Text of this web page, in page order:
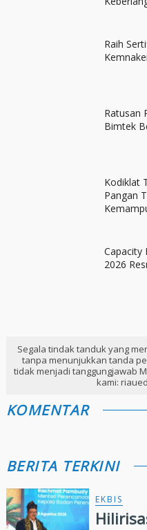
Raih
Ratusan
Bimtek
Kodiklat
Pangan
Capacity
2026
Segala tindak tanduk yang
tanpa menunjukkan tanda
tidak menjadi tanggungjawab
kami:
KOMENTAR
BERITA TERKINI
EKBIS